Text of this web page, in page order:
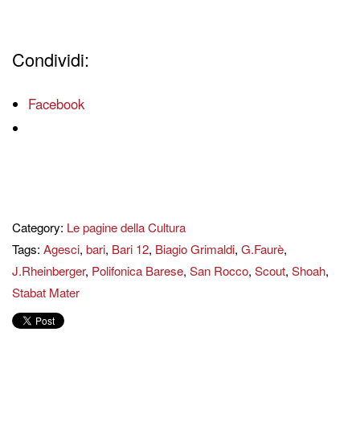
Condividi:
Facebook
Category: Le pagine della Cultura
Tags: Agesci, bari, Bari 12, Biagio Grimaldi, G.Faurè,
J.Rheinberger, Polifonica Barese, San Rocco, Scout, Shoah,
Stabat Mater